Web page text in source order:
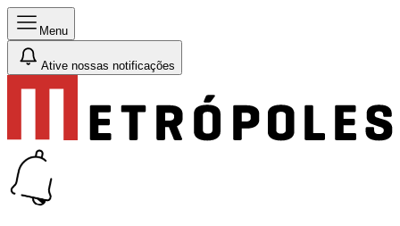
Menu
Ative nossas notificações